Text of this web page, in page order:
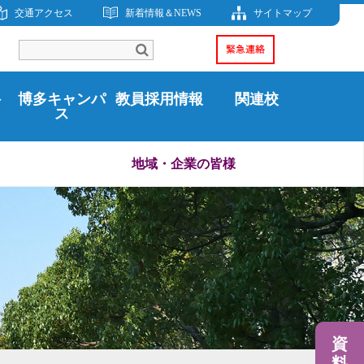
交通アクセス 新着情報＆NEWS サイトマップ
博多キャンパ
ス
教員採用情報 関連校
地域・企業の皆様
資